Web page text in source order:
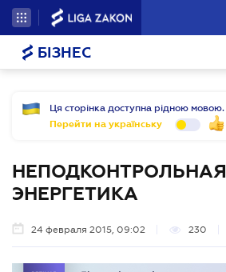
БІЗНЕС
Ця сторінка доступна рідною мовою.
Перейти на українську
НЕПОДКОНТРОЛЬНАЯ
ЭНЕРГЕТИКА
24 февраля 2015, 09:02 230